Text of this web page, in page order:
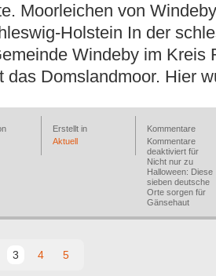
Moorleichen von
Holstein In der
Windeby im Kreis
das Domslandmoor. Hier
Erstellt in
Aktuell
Kommentare
Kommentare
deaktiviert für
Nicht nur zu
Halloween: Diese
sieben deutsche
Orte sorgen für
Gänsehaut
3 4 5